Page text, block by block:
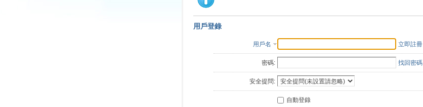
用戶登錄
用戶名 立即註冊
密碼: 找回密碼
安全提問:
自動登錄